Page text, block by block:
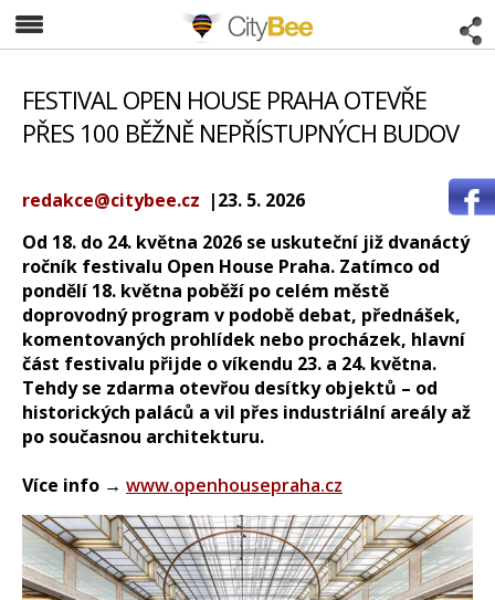
CityBee
FESTIVAL OPEN HOUSE PRAHA OTEVŘE
PŘES 100 BĚŽNĚ NEPŘÍSTUPNÝCH BUDOV
redakce@citybee.cz |23. 5. 2026
Od 18. do 24. května 2026 se uskuteční již dvanáctý
ročník festivalu Open House Praha. Zatímco od
pondělí 18. května poběží po celém městě
doprovodný program v podobě debat, přednášek,
komentovaných prohlídek nebo procházek, hlavní
část festivalu přijde o víkendu 23. a 24. května.
Tehdy se zdarma otevřou desítky objektů – od
historických paláců a vil přes industriální areály až
po současnou architekturu.
Více info → www.openhousepraha.cz